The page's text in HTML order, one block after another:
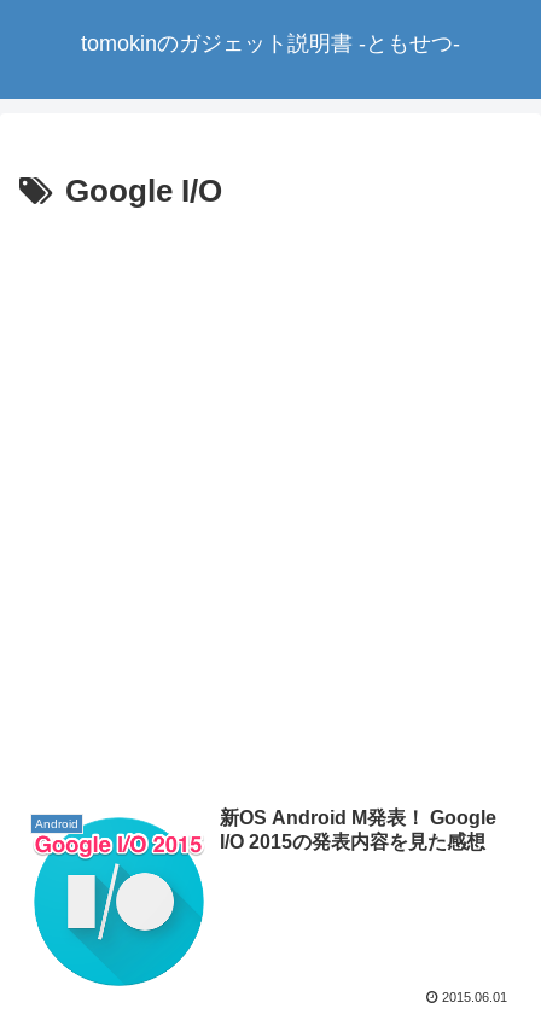
tomokinのガジェット説明書 -ともせつ-
Google I/O
Android
新OS Android M発表！ Google
I/O 2015の発表内容を見た感想
2015.06.01